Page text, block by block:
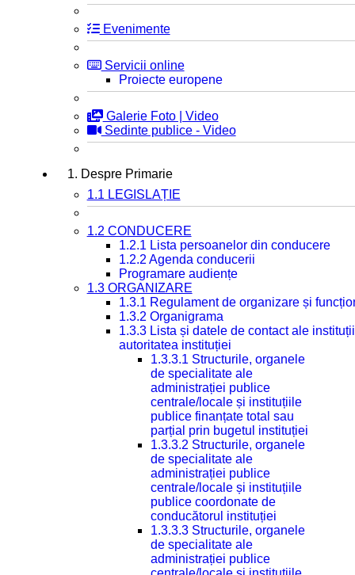
Evenimente
Servicii online
Proiecte europene
Galerie Foto | Video
Sedinte publice - Video
1. Despre Primarie
1.1 LEGISLAȚIE
1.2 CONDUCERE
1.2.1 Lista persoanelor din conducere
1.2.2 Agenda conducerii
Programare audiențe
1.3 ORGANIZARE
1.3.1 Regulament de organizare și
1.3.2 Organigrama
1.3.3 Lista și datele de contact ale
autoritatea instituției
1.3.3.1 Structurile, organele
de specialitate ale
administrației publice
centrale/locale și instituțiile
publice finanțate total sau
parțial prin bugetul instituției
1.3.3.2 Structurile, organele
de specialitate ale
administrației publice
centrale/locale și instituțiile
publice coordonate de
conducătorul instituției
1.3.3.3 Structurile, organele
de specialitate ale
administrației publice